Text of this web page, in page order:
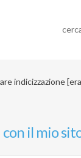
indicizzazione
il mio